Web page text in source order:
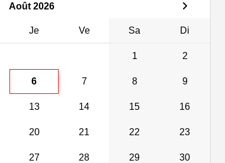
Août 2026
Je Ve Sa Di
1 2
6 7 8 9
13 14 15 16
20 21 22 23
27 28 29 30